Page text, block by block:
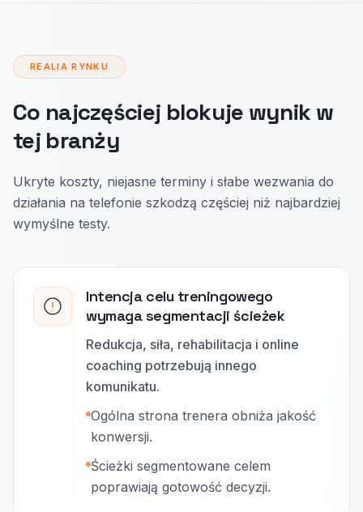
REALIA RYNKU
Co najczęściej blokuje wynik w
tej branży
Ukryte koszty, niejasne terminy i słabe wezwania do
działania na telefonie szkodzą częściej niż najbardziej
wymyślne testy.
Intencja celu treningowego
wymaga segmentacji ścieżek
Redukcja, siła, rehabilitacja i online
coaching potrzebują innego
komunikatu.
Ogólna strona trenera obniża jakość
konwersji.
Ścieżki segmentowane celem
poprawiają gotowość decyzji.